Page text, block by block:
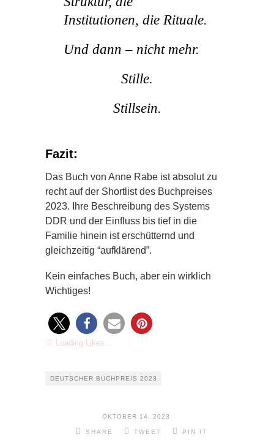
Institutionen, die Rituale.
Und dann – nicht mehr.
Stille.
Stillsein.
Fazit:
Das Buch von Anne Rabe ist absolut zu
recht auf der Shortlist des Buchpreises
2023. Ihre Beschreibung des Systems
DDR und der Einfluss bis tief in die
Familie hinein ist erschütternd und
gleichzeitig “aufklärend”.
Kein einfaches Buch, aber ein wirklich
Wichtiges!
Loading Likes...
DEUTSCHER BUCHPREIS 2023
OKTOBER 14, 2023
SHARE TWEET PIN IT